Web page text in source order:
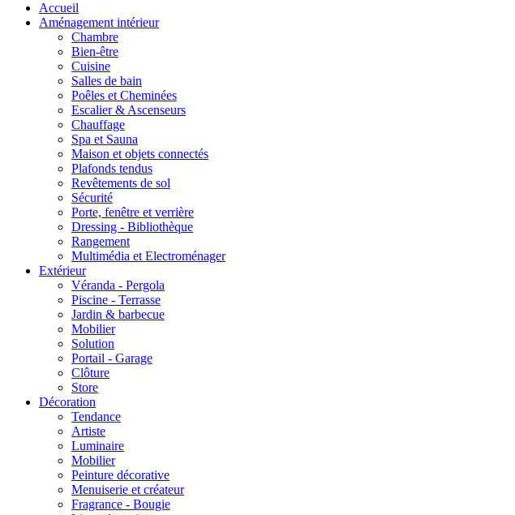
Accueil
Aménagement intérieur
Chambre
Bien-être
Cuisine
Salles de bain
Poêles et Cheminées
Escalier & Ascenseurs
Chauffage
Spa et Sauna
Maison et objets connectés
Plafonds tendus
Revêtements de sol
Sécurité
Porte, fenêtre et verrière
Dressing - Bibliothèque
Rangement
Multimédia et Electroménager
Extérieur
Véranda - Pergola
Piscine - Terrasse
Jardin & barbecue
Mobilier
Solution
Portail - Garage
Clôture
Store
Décoration
Tendance
Artiste
Luminaire
Mobilier
Peinture décorative
Menuiserie et créateur
Fragrance - Bougie